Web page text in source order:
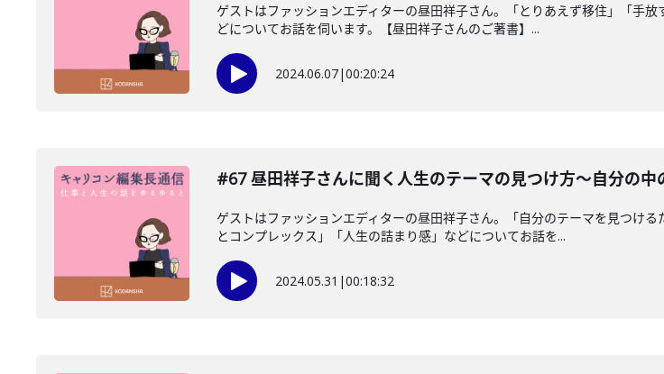
ゲストはファッションエディターの昼田祥子さん。「とりあえず移住」「手
どについてお話を伺います。【昼田祥子さんのご著書】...
2024.06.07|00:20:24
#67 昼田祥子さんに聞く人生のテーマの見つけ方〜自分の中
ゲストはファッションエディターの昼田祥子さん。「自分のテーマを見つけ
とコンプレックス」「人生の詰まり感」などについてお話を...
2024.05.31 |00:18:32